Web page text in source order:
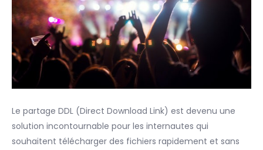
Le partage DDL (Direct Download Link) est devenu une
solution incontournable pour les internautes qui
souhaitent télécharger des fichiers rapidement et sans